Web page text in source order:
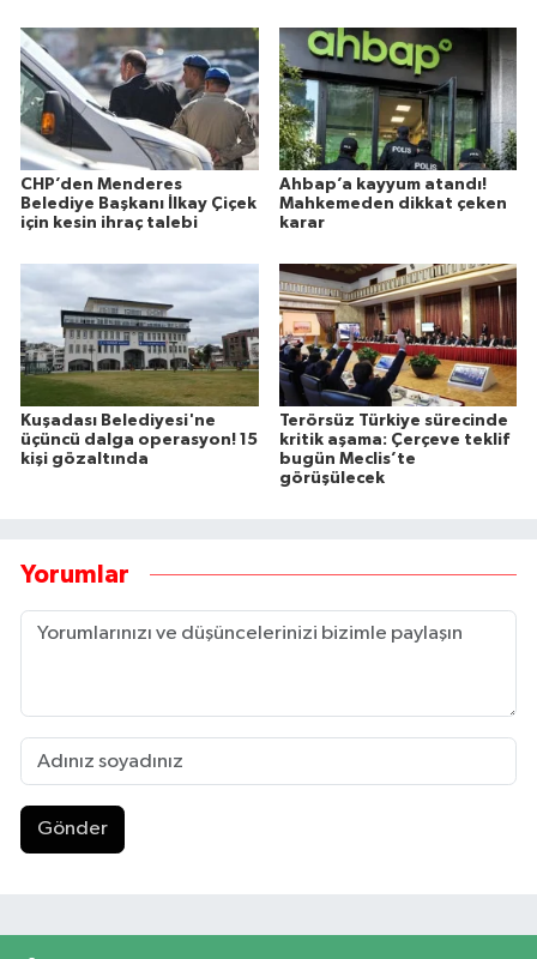
CHP’den Menderes
Belediye Başkanı İlkay Çiçek
için kesin ihraç talebi
Ahbap’a kayyum atandı!
Mahkemeden dikkat çeken
karar
Kuşadası Belediyesi'ne
üçüncü dalga operasyon! 15
kişi gözaltında
Terörsüz Türkiye sürecinde
kritik aşama: Çerçeve teklif
bugün Meclis’te
görüşülecek
Yorumlar
Gönder